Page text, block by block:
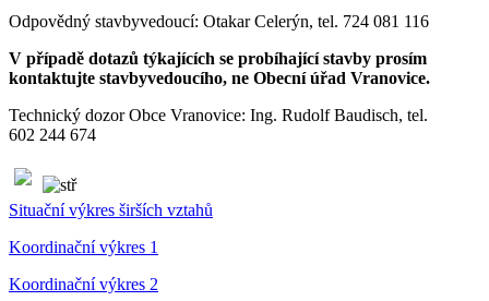
Odpovědný stavbyvedoucí: Otakar Celerýn, tel. 724 081 116
V případě dotazů týkajících se probíhající stavby prosím
kontaktujte stavbyvedoucího, ne Obecní úřad Vranovice.
Technický dozor Obce Vranovice: Ing. Rudolf Baudisch, tel.
602 244 674
Situační výkres širších vztahů
Koordinační výkres 1
Koordinační výkres 2